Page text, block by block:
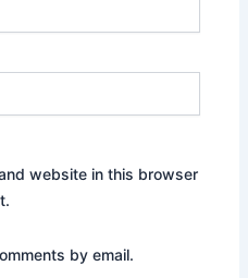
website in this browser
by email.